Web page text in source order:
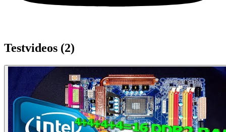
Testvideos (2)